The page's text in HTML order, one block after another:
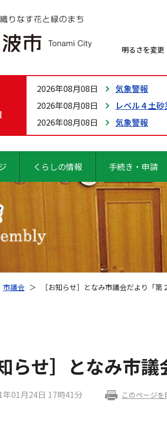
明るさを変更
2026年08月08日
気象警報
2026年08月08日
レベル４土
2026年08月08日
気象警報
くらしの情報 手続き・申請
市議会 ＞ ［お知らせ］となみ市議会だより「
知らせ］となみ市
01月24日 17時41分 このページを